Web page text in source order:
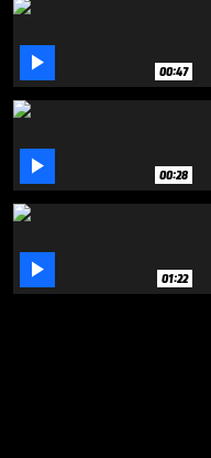
 00:47
 00:28
 01:22